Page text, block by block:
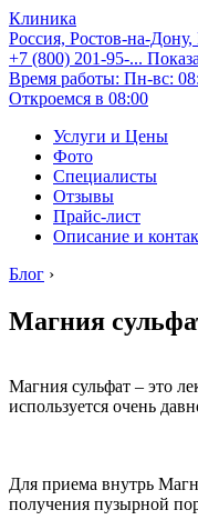
Клиника
Россия, Ростов-на-
+7 (800) 201-95-...
Время работы: Пн-вс:
Откроемся в 08:00
Услуги и Цены
Фото
Специалисты
Отзывы
Прайс-лист
Описание и
Блог ›
Магния
Магния сульфат – это
используется очень
Для приема внутрь
получения пузырной